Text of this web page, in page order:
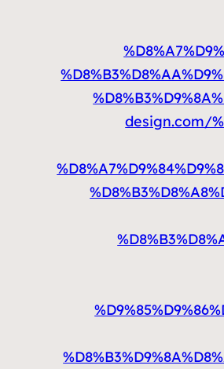
design.com/